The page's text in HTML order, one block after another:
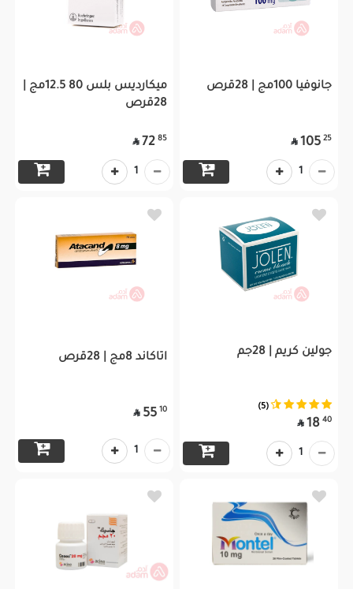
جانوفيا 100مج | 28قرص
25
105

1
ميكارديس بلس 80 12.5مج |
28قرص
85
72

1
جولين كريم | 28جم
(5)
40
18

1
اتاكاند 8مج | 28قرص
10
55

1